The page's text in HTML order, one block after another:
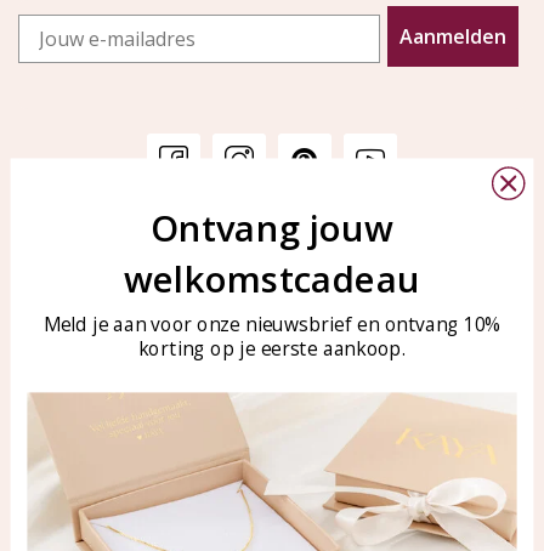
Email
Aanmelden
Customer service
Customer service
Care for your jewelry
KAYA Sieraden
Bellen of WhatsApp Ma-Vr
Tel: 0850003187
WhatsApp: 0850003187
klantenservice@kayasierade
Products KAYA Sieraden
Ontvang jouw
welkomstcadeau
Meld je aan voor onze nieuwsbrief en ontvang 10%
korting op je eerste aankoop.